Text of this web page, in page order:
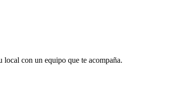
con un equipo que te acompaña.